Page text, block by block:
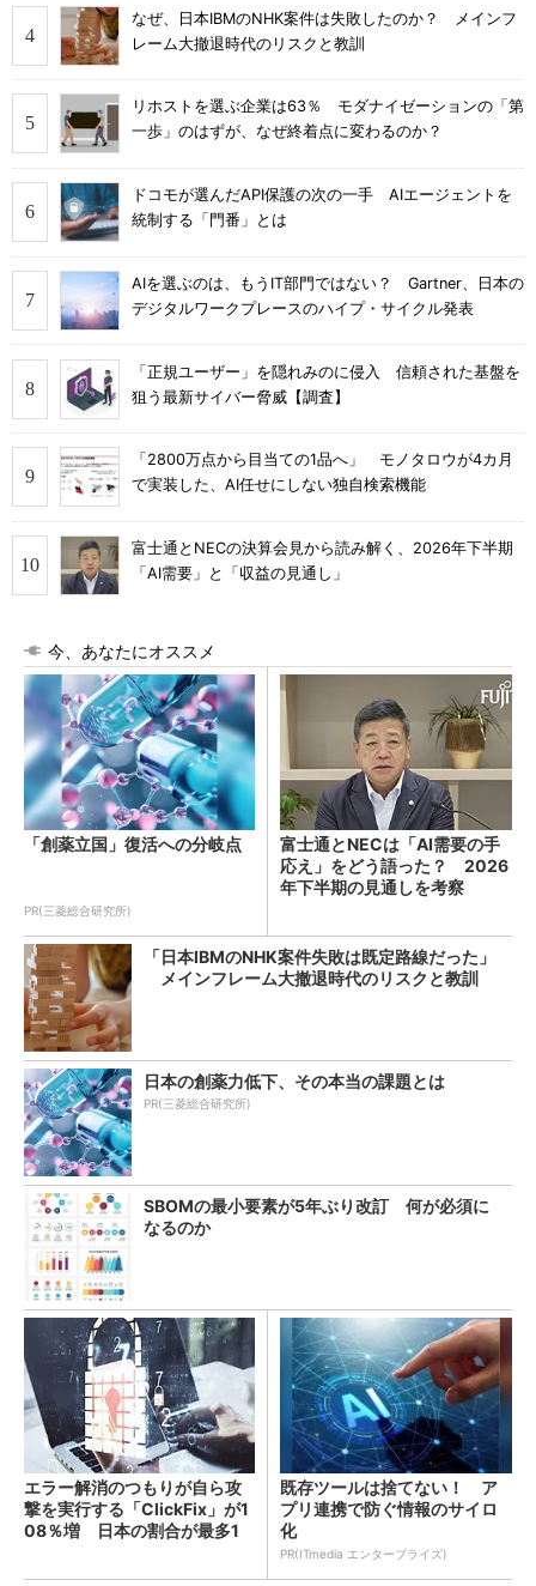
なぜ、日本IBMのNHK案件は失敗したのか？ メインフ
レーム大撤退時代のリスクと教訓
リホストを選ぶ企業は63％ モダナイゼーションの「第
一歩」のはずが、なぜ終着点に変わるのか？
ドコモが選んだAPI保護の次の一手 AIエージェントを
統制する「門番」とは
AIを選ぶのは、もうIT部門ではない？ Gartner、日本の
デジタルワークプレースのハイプ・サイクル発表
「正規ユーザー」を隠れみのに侵入 信頼された基盤を
狙う最新サイバー脅威【調査】
「2800万点から目当ての1品へ」 モノタロウが4カ月
で実装した、AI任せにしない独自検索機能
富士通とNECの決算会見から読み解く、2026年下半期
「AI需要」と「収益の見通し」
今、あなたにオススメ
「創薬立国」復活への分岐点
PR(三菱総合研究所)
富士通とNECは「AI需要の手
応え」をどう語った？ 2026
年下半期の見通しを考察
「日本IBMのNHK案件失敗は既定路線だった」
メインフレーム大撤退時代のリスクと教訓
日本の創薬力低下、その本当の課題とは
PR(三菱総合研究所)
SBOMの最小要素が5年ぶり改訂 何が必須に
なるのか
エラー解消のつもりが自ら攻
撃を実行する「ClickFix」が1
08％増 日本の割合が最多1
既存ツールは捨てない！ ア
プリ連携で防ぐ情報のサイロ
化
PR(ITmedia エンタープライズ)